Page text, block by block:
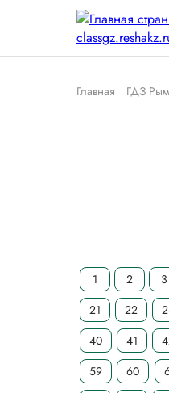
Главная ГДЗ
1 2 3
21
22
40
41
59
60